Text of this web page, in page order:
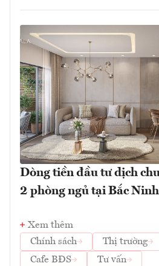
Dòng tiền đầu tư dịch
2 phòng ngủ tại Bắc Ninh
Xem thêm
Chính sách
Thị trường
Cafe BĐS
Tư vấn